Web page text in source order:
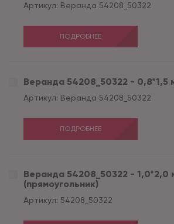
Артикул: Веранда 54208_50322
ПОДРОБНЕЕ
Веранда 54208_50322 - 0,8*1,5
Артикул: Веранда 54208_50322
ПОДРОБНЕЕ
Веранда 54208_50322 - 1,0*2,0
(прямоугольник)
Артикул: 54208_50322